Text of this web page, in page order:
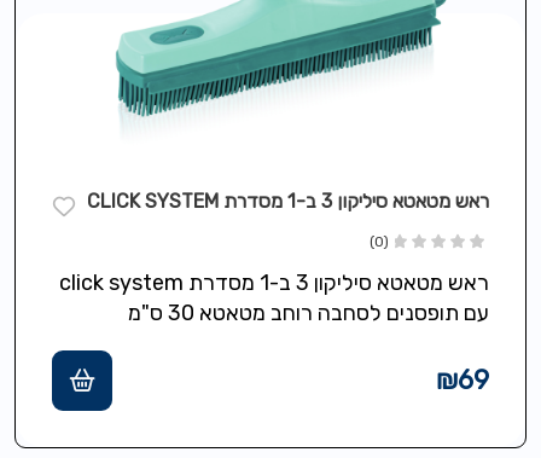
ראש מטאטא סיליקון 3 ב-1 מסדרת CLICK SYSTEM
(0)
ראש מטאטא סיליקון 3 ב-1 מסדרת click system
עם תופסנים לסחבה רוחב מטאטא 30 ס"מ
₪69